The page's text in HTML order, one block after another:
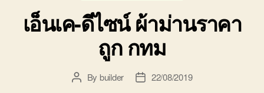
เอ็นเค-ดีไซน์ ผ้าม่านราคา
ถูก กทม
PostBy builder
Post22/08/2019